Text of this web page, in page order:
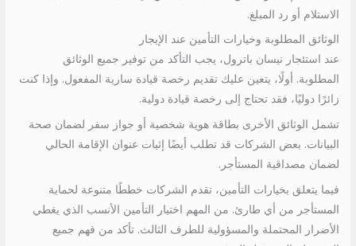
الاستلام أو رد المبلغ.
الوثائق المطلوبة وخيارات التأمين عند الإيجار
عند استئجار نيسان باترول، يجب التأكد من توفير جميع الوثائق
المطلوبة. أولًا، يتعين عليك تقديم رخصة قيادة سارية المفعول. وإذا كنت
زائرًا دوليًا، فقد تحتاج إلى رخصة قيادة دولية.
تشمل الوثائق الأخرى بطاقة هوية شخصية أو جواز سفر لضمان صحة
البيانات. بعض الشركات قد تطلب أيضًا إثبات عنوان الإقامة الحالي
لضمان مصداقية المستأجر.
فيما يتعلق بخيارات التأمين، تقدم الشركات خططًا متنوعة لحماية
المستأجر من أي طارئ. من المهم اختيار التأمين الأنسب الذي يغطي
الأضرار المحتملة والمسؤولية للطرف الثالث. تأكد من فهم جميع